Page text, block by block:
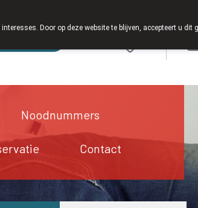
Noodnummers
Contact
Door op deze website te blijven, accepteert u dit